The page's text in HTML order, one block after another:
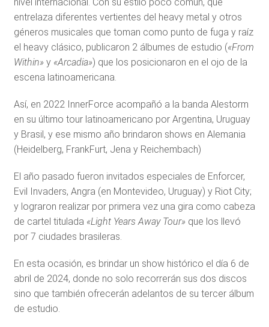
entrelaza diferentes vertientes del heavy metal y otros
géneros musicales que toman como punto de fuga y raíz
el heavy clásico, publicaron 2 álbumes de estudio («From
Within»y «Arcadia») que los posicionaron en el ojo de la
escena latinoamericana.
Así, en 2022 InnerForce acompañó a la banda Alestorm
en su último tour latinoamericano por Argentina, Uruguay
y Brasil, y ese mismo año brindaron shows en Alemania
(Heidelberg, FrankFurt, Jena y Reichembach)
El año pasado fueron invitados especiales de Enforcer,
Evil Invaders, Angra (en Montevideo, Uruguay) y Riot City;
y lograron realizar por primera vez una gira como cabeza
de cartel titulada «Light Years Away Tour»que los llevó
por 7 ciudades brasileras.
En esta ocasión, es brindar un show histórico el día 6 de
abril de 2024, donde no solo recorrerán sus dos discos
sino que también ofrecerán adelantos de su tercer álbum
de estudio.